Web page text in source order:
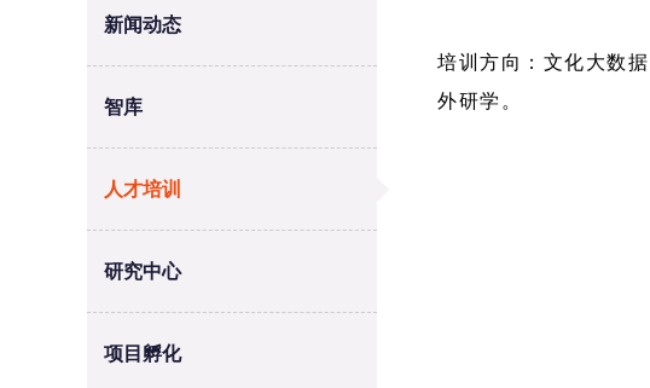
新闻动态
智库
人才培训
研究中心
项目孵化
培训方向：文化大数
外研学。